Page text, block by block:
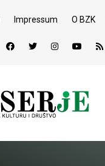
Impressum O BZK